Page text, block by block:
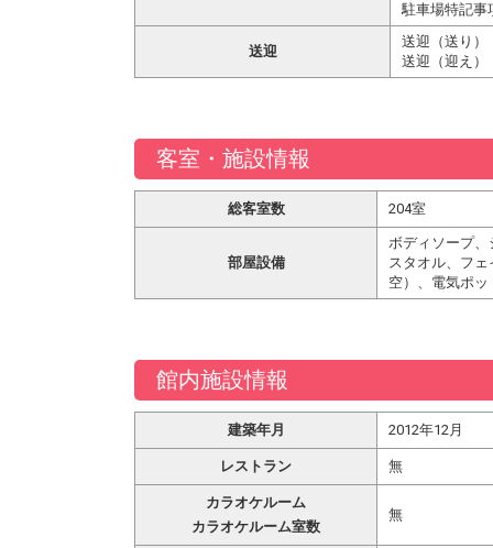
駐車場特記
送迎
送迎（送り）
送迎（迎え）
客室・施設情報
総客室数 204室
部屋設備
ボディソープ
スタオル、フ
空）、電気ポ
館内施設情報
建築年月 2012年12月
レストラン 無
カラオケルーム
カラオケルーム室数
無